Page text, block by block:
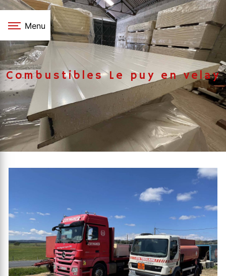
Panneau de gestion des cookies
Menu
Combustibles Le puy en velay